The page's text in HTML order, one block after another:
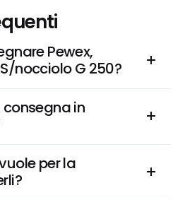
Pewex,
nocciolo G 250?
in
per la